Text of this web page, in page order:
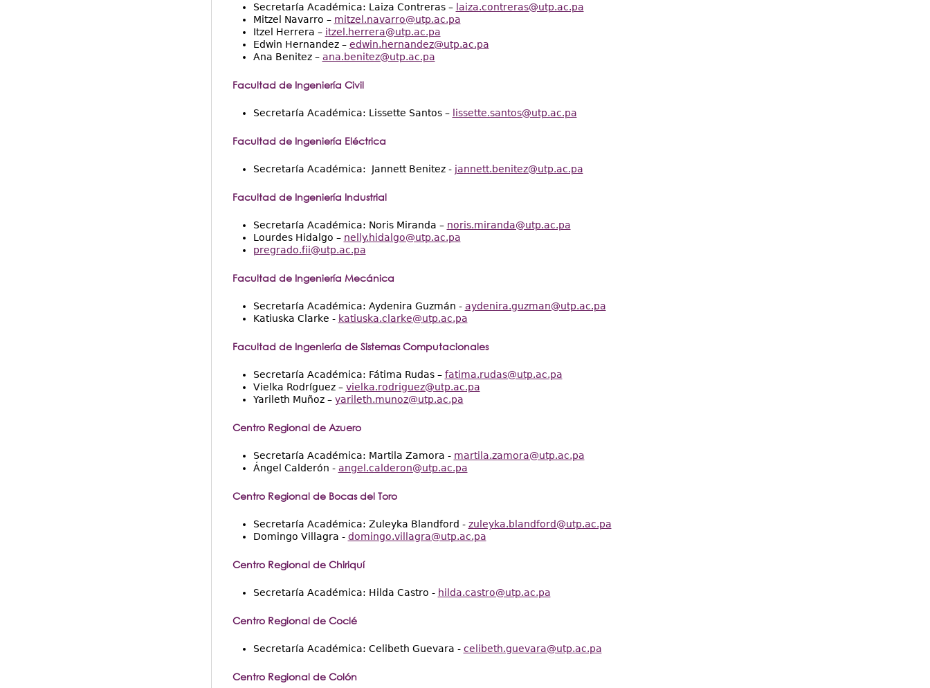
Secretaría Académica: Laiza Contreras – laiza.contreras@utp.ac.pa
Mitzel Navarro – mitzel.navarro@utp.ac.pa
Itzel Herrera – itzel.herrera@utp.ac.pa
Edwin Hernandez – edwin.hernandez@utp.ac.pa
Ana Benitez – ana.benitez@utp.ac.pa
Facultad de Ingeniería Civil
Secretaría Académica: Lissette Santos – lissette.santos@utp.ac.pa
Facultad de Ingeniería Eléctrica
Secretaría Académica: Jannett Benitez - jannett.benitez@utp.ac.pa
Facultad de Ingeniería Industrial
Secretaría Académica: Noris Miranda – noris.miranda@utp.ac.pa
Lourdes Hidalgo – nelly.hidalgo@utp.ac.pa
pregrado.fii@utp.ac.pa
Facultad de Ingeniería Mecánica
Secretaría Académica: Aydenira Guzmán - aydenira.guzman@utp.ac.pa
Katiuska Clarke - katiuska.clarke@utp.ac.pa
Facultad de Ingeniería de Sistemas Computacionales
Secretaría Académica: Fátima Rudas – fatima.rudas@utp.ac.pa
Vielka Rodríguez – vielka.rodriguez@utp.ac.pa
Yarileth Muñoz – yarileth.munoz@utp.ac.pa
Centro Regional de Azuero
Secretaría Académica: Martila Zamora - martila.zamora@utp.ac.pa
Ángel Calderón - angel.calderon@utp.ac.pa
Centro Regional de Bocas del Toro
Secretaría Académica: Zuleyka Blandford - zuleyka.blandford@utp.ac.pa
Domingo Villagra - domingo.villagra@utp.ac.pa
Centro Regional de Chiriquí
Secretaría Académica: Hilda Castro - hilda.castro@utp.ac.pa
Centro Regional de Coclé
Secretaría Académica: Celibeth Guevara - celibeth.guevara@utp.ac.pa
Centro Regional de Colón